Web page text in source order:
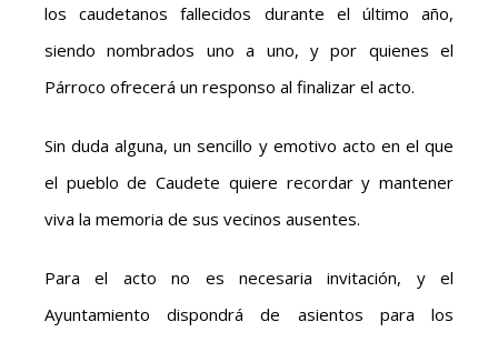
los caudetanos fallecidos durante el último año,
siendo nombrados uno a uno, y por quienes el
Párroco ofrecerá un responso al finalizar el acto.
Sin duda alguna, un sencillo y emotivo acto en el que
el pueblo de Caudete quiere recordar y mantener
viva la memoria de sus vecinos ausentes.
Para el acto no es necesaria invitación, y el
Ayuntamiento dispondrá de asientos para los